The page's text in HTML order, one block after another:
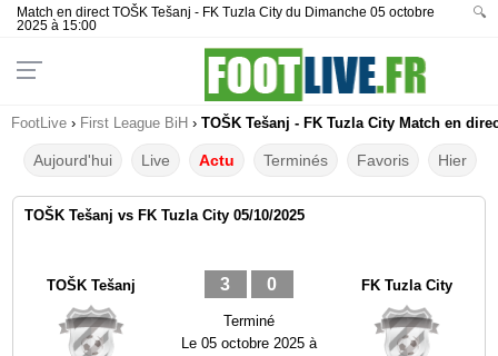
Match en direct TOŠK Tešanj - FK Tuzla City du Dimanche 05 octobre
2025 à 15:00
🔍
FootLive › First League BiH › TOŠK Tešanj - FK Tuzla City Match en
Aujourd'hui Live Actu Terminés Favoris Hier
TOŠK Tešanj vs FK Tuzla City 05/10/2025
TOŠK Tešanj 3 0
Terminé
Le 05 octobre 2025 à
FK Tuzla City